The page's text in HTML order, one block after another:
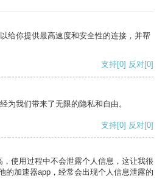
给你提供最高速度和安全性的连接，并帮
支持[0] 反对[0]
为我们带来了无限的隐私和自由。
支持[0] 反对[0]
使用过程中不会泄露个人信息，这让我很
的加速器app，经常会出现个人信息泄露的